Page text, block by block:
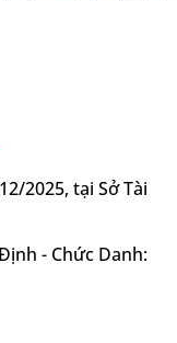
2025, tại Sở Tài
- Chức Danh: